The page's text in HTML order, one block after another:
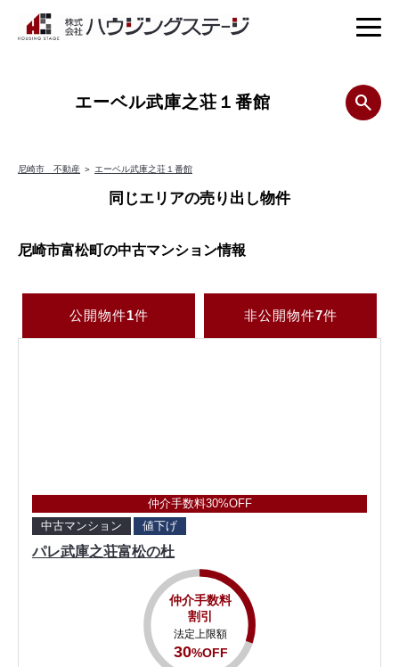
エーベル武庫之荘１番館
尼崎市 不動産 ＞ エーベル武庫之荘１番館
同じエリアの売り出し物件
尼崎市富松町の中古マンション情報
公開物件1件 非公開物件7件
仲介手数料30%OFF
中古マンション
値下げ
パレ武庫之荘富松の杜
仲介手数料
割引
法定上限額
30%OFF